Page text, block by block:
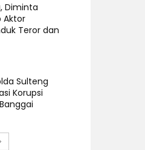
Diminta
Aktor
Teror dan
Sulteng
Korupsi